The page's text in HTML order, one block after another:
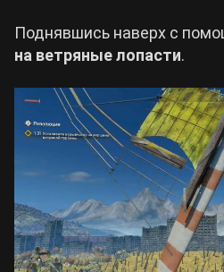
Поднявшись наверх с
на ветряные лопасти.